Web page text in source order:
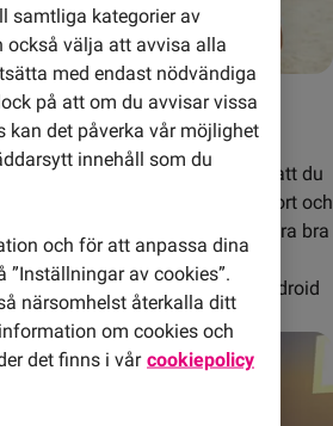
med krav på att du ska vara
men även om du har ett
täckning är det inte säkert att du
Du kanske ska flyga eller kort och
då är det praktiskt att ha några bra
av de bästa mobilspelen för Android
uppkoppling.
samtliga kategorier av
också välja att avvisa alla
med endast nödvändiga
på att om du avvisar vissa
kan det påverka vår möjlighet
innehåll som du
och för att anpassa dina
”Inställningar av cookies”.
närsomhelst återkalla ditt
om cookies och
det finns i vår cookiepolicy